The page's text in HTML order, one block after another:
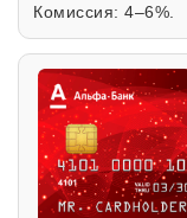
Комиссия: 4–6%.